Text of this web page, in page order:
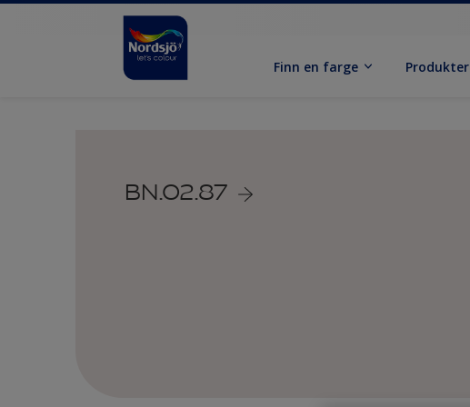
Finn en farge Produkter
BN.02.87